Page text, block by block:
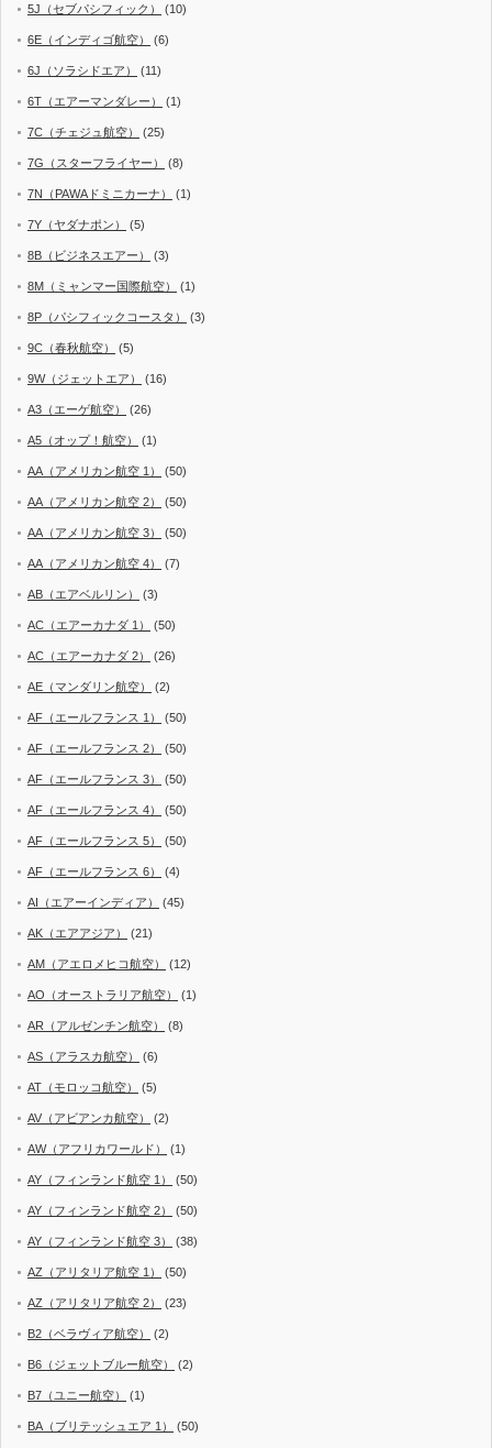
5J（セブパシフィック） (10)
6E（インディゴ航空） (6)
6J（ソラシドエア） (11)
6T（エアーマンダレー） (1)
7C（チェジュ航空） (25)
7G（スターフライヤー） (8)
7N（PAWAドミニカーナ） (1)
7Y（ヤダナポン） (5)
8B（ビジネスエアー） (3)
8M（ミャンマー国際航空） (1)
8P（パシフィックコースタ） (3)
9C（春秋航空） (5)
9W（ジェットエア） (16)
A3（エーゲ航空） (26)
A5（オップ！航空） (1)
AA（アメリカン航空 1） (50)
AA（アメリカン航空 2） (50)
AA（アメリカン航空 3） (50)
AA（アメリカン航空 4） (7)
AB（エアベルリン） (3)
AC（エアーカナダ 1） (50)
AC（エアーカナダ 2） (26)
AE（マンダリン航空） (2)
AF（エールフランス 1） (50)
AF（エールフランス 2） (50)
AF（エールフランス 3） (50)
AF（エールフランス 4） (50)
AF（エールフランス 5） (50)
AF（エールフランス 6） (4)
AI（エアーインディア） (45)
AK（エアアジア） (21)
AM（アエロメヒコ航空） (12)
AO（オーストラリア航空） (1)
AR（アルゼンチン航空） (8)
AS（アラスカ航空） (6)
AT（モロッコ航空） (5)
AV（アビアンカ航空） (2)
AW（アフリカワールド） (1)
AY（フィンランド航空 1） (50)
AY（フィンランド航空 2） (50)
AY（フィンランド航空 3） (38)
AZ（アリタリア航空 1） (50)
AZ（アリタリア航空 2） (23)
B2（ベラヴィア航空） (2)
B6（ジェットブルー航空） (2)
B7（ユニー航空） (1)
BA（ブリテッシュエア 1） (50)